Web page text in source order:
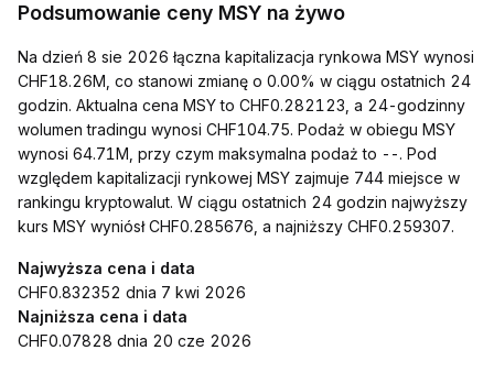
Podsumowanie ceny MSY na żywo
Na dzień 8 sie 2026 łączna kapitalizacja rynkowa MSY wynosi
CHF18.26M, co stanowi zmianę o 0.00% w ciągu ostatnich 24
godzin. Aktualna cena MSY to CHF0.282123, a 24-godzinny
wolumen tradingu wynosi CHF104.75. Podaż w obiegu MSY
wynosi 64.71M, przy czym maksymalna podaż to --. Pod
względem kapitalizacji rynkowej MSY zajmuje 744 miejsce w
rankingu kryptowalut. W ciągu ostatnich 24 godzin najwyższy
kurs MSY wyniósł CHF0.285676, a najniższy CHF0.259307.
Najwyższa cena i data
CHF0.832352 dnia 7 kwi 2026
Najniższa cena i data
CHF0.07828 dnia 20 cze 2026